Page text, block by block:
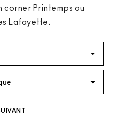
corner Printemps ou
Lafayette.